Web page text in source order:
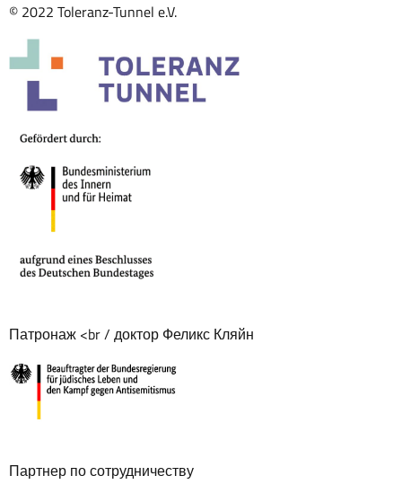
© 2022 Toleranz-Tunnel e.V.
Патронаж <br / доктор Феликс Кляйн
Партнер по сотрудничеству